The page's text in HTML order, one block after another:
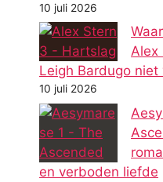
10 juli 2026
Alex
Leigh Bardugo
10 juli 2026
en verboden liefde